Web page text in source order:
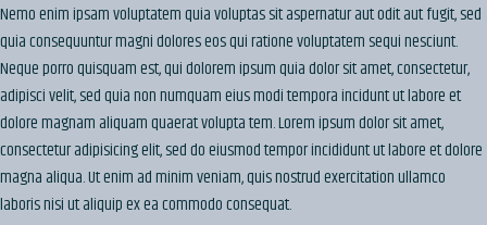
Nemo enim ipsam voluptatem quia voluptas sit aspernatur aut odit aut fugit, sed
quia consequuntur magni dolores eos qui ratione voluptatem sequi nesciunt.
Neque porro quisquam est, qui dolorem ipsum quia dolor sit amet, consectetur,
adipisci velit, sed quia non numquam eius modi tempora incidunt ut labore et
dolore magnam aliquam quaerat volupta tem. Lorem ipsum dolor sit amet,
consectetur adipisicing elit, sed do eiusmod tempor incididunt ut labore et dolore
magna aliqua. Ut enim ad minim veniam, quis nostrud exercitation ullamco
laboris nisi ut aliquip ex ea commodo consequat.